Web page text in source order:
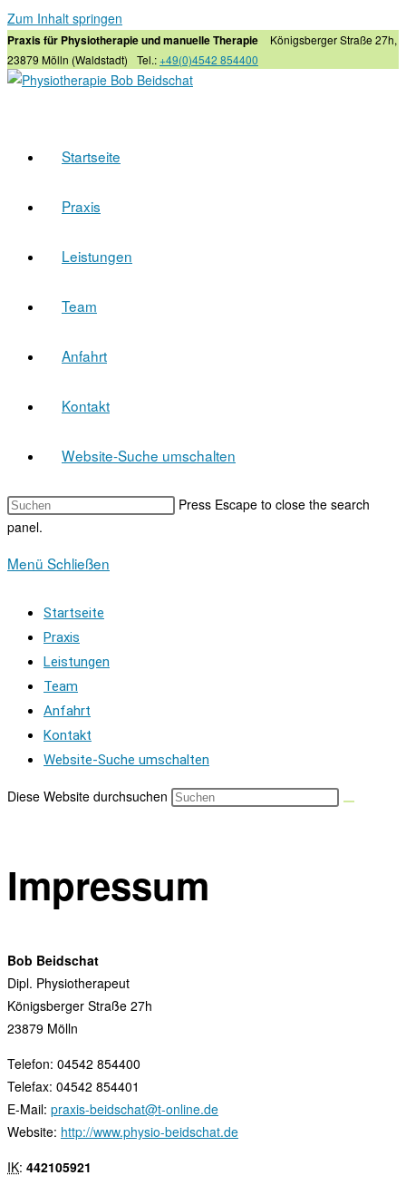
Zum Inhalt springen
Praxis für Physiotherapie und manuelle Therapie
Königsberger Straße 27h,
23879 Mölln (Waldstadt)
Tel.:+49(0)4542 854400
Startseite
Praxis
Leistungen
Team
Anfahrt
Kontakt
Website-Suche umschalten
Press Escape to close the search
panel.
Menü Schließen
Startseite
Praxis
Leistungen
Team
Anfahrt
Kontakt
Website-Suche umschalten
Diese Website durchsuchen
Impressum
Bob Beidschat
Dipl. Physiotherapeut
Königsberger Straße 27h
23879 Mölln
Telefon: 04542 854400
Telefax: 04542 854401
E-Mail: praxis-beidschat@t-online.de
Website: http://www.physio-beidschat.de
IK: 442105921